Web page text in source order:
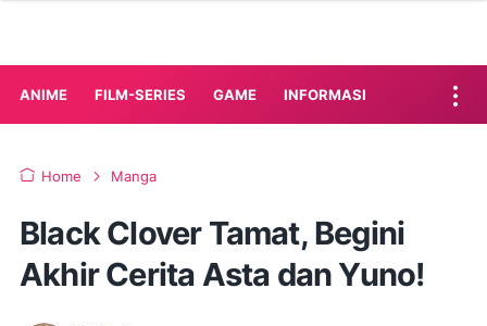
ANIME FILM-SERIES GAME INFORMASI
Home Manga
Black Clover Tamat, Begini
Akhir Cerita Asta dan Yuno!